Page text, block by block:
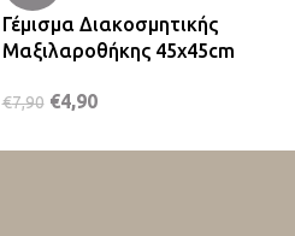
Γέμισμα Διακοσμητικής
Μαξιλαροθήκης 45x45cm
€7,90 €4,90